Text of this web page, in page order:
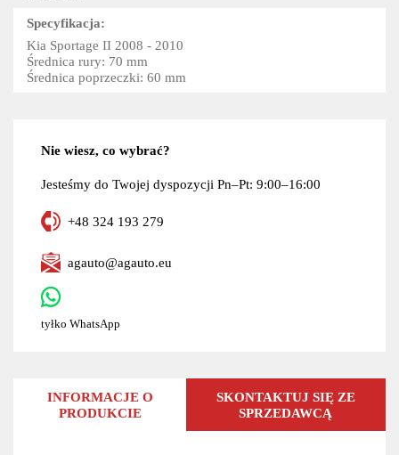
Specyfikacja:
Kia Sportage II 2008 - 2010
Średnica rury: 70 mm
Średnica poprzeczki: 60 mm
Nie wiesz, co wybrać?
Jesteśmy do Twojej dyspozycji Pn–Pt: 9:00–16:00
+48 324 193 279
agauto@agauto.eu
tyłko WhatsApp
INFORMACJE O
PRODUKCIE
SKONTAKTUJ SIĘ ZE
SPRZEDAWCĄ